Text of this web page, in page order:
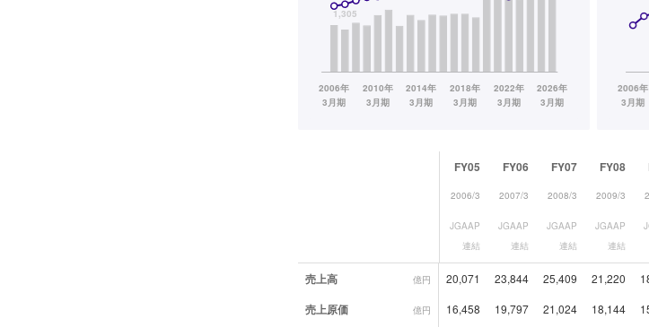
業績データ一覧
FY05 FY06 FY07 FY08
2006/3 2007/3 2008/3 2009/3
JGAAP
連結
JGAAP
連結
JGAAP
連結
JGAAP
連結
売上高 億円 20,071 23,844 25,409 21,220
売上原価 億円 16,458 19,797 21,024 18,144